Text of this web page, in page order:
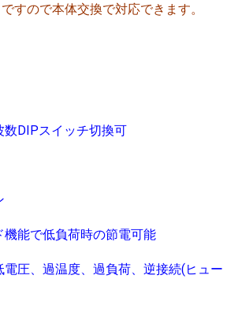
すので本体交換で対応できます。
数DIPスイッチ切換可
能で低負荷時の節電可能
電圧、過温度、過負荷、逆接続(ヒュー